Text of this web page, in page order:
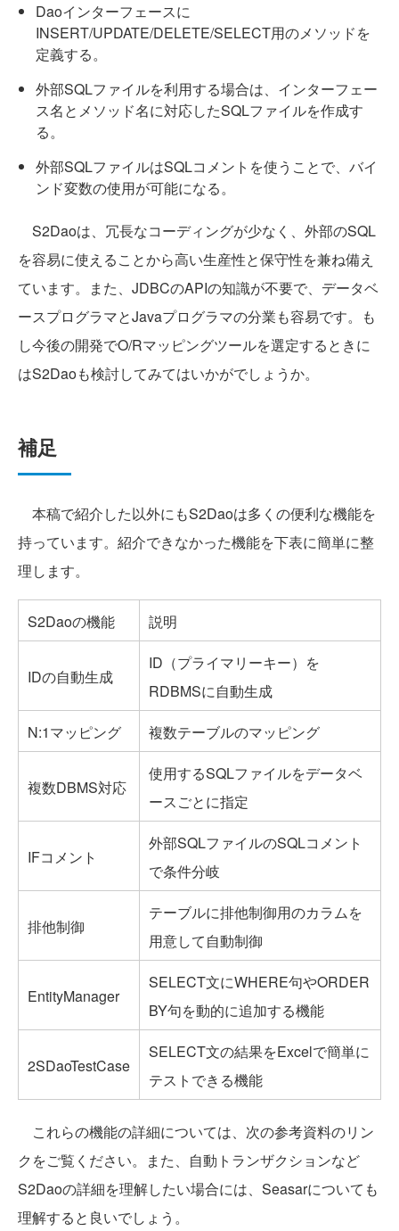
Daoインターフェースに
INSERT/UPDATE/DELETE/SELECT用のメソッドを
定義する。
外部SQLファイルを利用する場合は、インターフェー
ス名とメソッド名に対応したSQLファイルを作成す
る。
外部SQLファイルはSQLコメントを使うことで、バイ
ンド変数の使用が可能になる。
S2Daoは、冗長なコーディングが少なく、外部のSQL
を容易に使えることから高い生産性と保守性を兼ね備え
ています。また、JDBCのAPIの知識が不要で、データベ
ースプログラマとJavaプログラマの分業も容易です。も
し今後の開発でO/Rマッピングツールを選定するときに
はS2Daoも検討してみてはいかがでしょうか。
補足
本稿で紹介した以外にもS2Daoは多くの便利な機能を
持っています。紹介できなかった機能を下表に簡単に整
理します。
S2Daoの機能 説明
IDの自動生成
ID（プライマリーキー）を
RDBMSに自動生成
N:1マッピング
複数テーブルのマッピング
複数DBMS対応
使用するSQLファイルをデータベ
ースごとに指定
IFコメント
外部SQLファイルのSQLコメント
で条件分岐
排他制御
テーブルに排他制御用のカラムを
用意して自動制御
EntityManager
SELECT文にWHERE句やORDER
BY句を動的に追加する機能
2SDaoTestCase
SELECT文の結果をExcelで簡単に
テストできる機能
これらの機能の詳細については、次の参考資料のリン
クをご覧ください。また、自動トランザクションなど
S2Daoの詳細を理解したい場合には、Seasarについても
理解すると良いでしょう。